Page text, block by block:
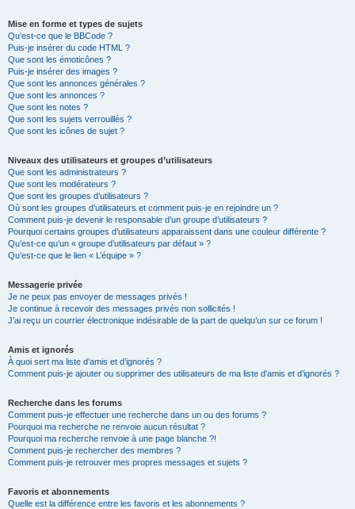
Mise en forme et types de sujets
Qu’est-ce que le BBCode ?
Puis-je insérer du code HTML ?
Que sont les émoticônes ?
Puis-je insérer des images ?
Que sont les annonces générales ?
Que sont les annonces ?
Que sont les notes ?
Que sont les sujets verrouillés ?
Que sont les icônes de sujet ?
Niveaux des utilisateurs et groupes d’utilisateurs
Que sont les administrateurs ?
Que sont les modérateurs ?
Que sont les groupes d’utilisateurs ?
Où sont les groupes d’utilisateurs et comment puis-je en rejoindre un ?
Comment puis-je devenir le responsable d’un groupe d’utilisateurs ?
Pourquoi certains groupes d’utilisateurs apparaissent dans une couleur différente ?
Qu’est-ce qu’un « groupe d’utilisateurs par défaut » ?
Qu’est-ce que le lien « L’équipe » ?
Messagerie privée
Je ne peux pas envoyer de messages privés !
Je continue à recevoir des messages privés non sollicités !
J’ai reçu un courrier électronique indésirable de la part de quelqu’un sur ce forum !
Amis et ignorés
À quoi sert ma liste d’amis et d’ignorés ?
Comment puis-je ajouter ou supprimer des utilisateurs de ma liste d’amis et d’ignorés ?
Recherche dans les forums
Comment puis-je effectuer une recherche dans un ou des forums ?
Pourquoi ma recherche ne renvoie aucun résultat ?
Pourquoi ma recherche renvoie à une page blanche ?!
Comment puis-je rechercher des membres ?
Comment puis-je retrouver mes propres messages et sujets ?
Favoris et abonnements
Quelle est la différence entre les favoris et les abonnements ?